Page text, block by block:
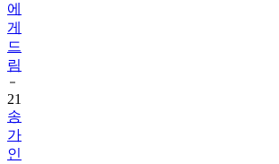
에
게
드
림
21
송
가
인